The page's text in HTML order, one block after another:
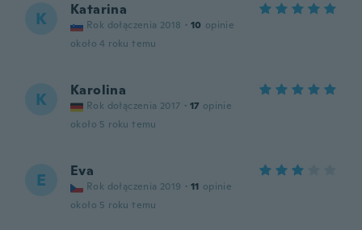
K Katarina
Rok dołączenia 2018 · 10 opinie
około 4 roku temu
K Karolina
Rok dołączenia 2017 · 17 opinie
około 5 roku temu
E Eva
Rok dołączenia 2019 · 11 opinie
około 5 roku temu